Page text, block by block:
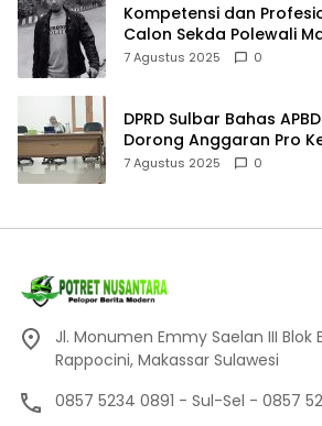
Kompetensi dan
Calon Sekda Polewali
7 Agustus 2025 0
DPRD Sulbar Bahas
Dorong Anggaran Pro
7 Agustus 2025 0
Jl. Monumen Emmy Saelan III Blok
Rappocini, Makassar Sulawesi
0857 5234 0891 - Sul-Sel - 0857